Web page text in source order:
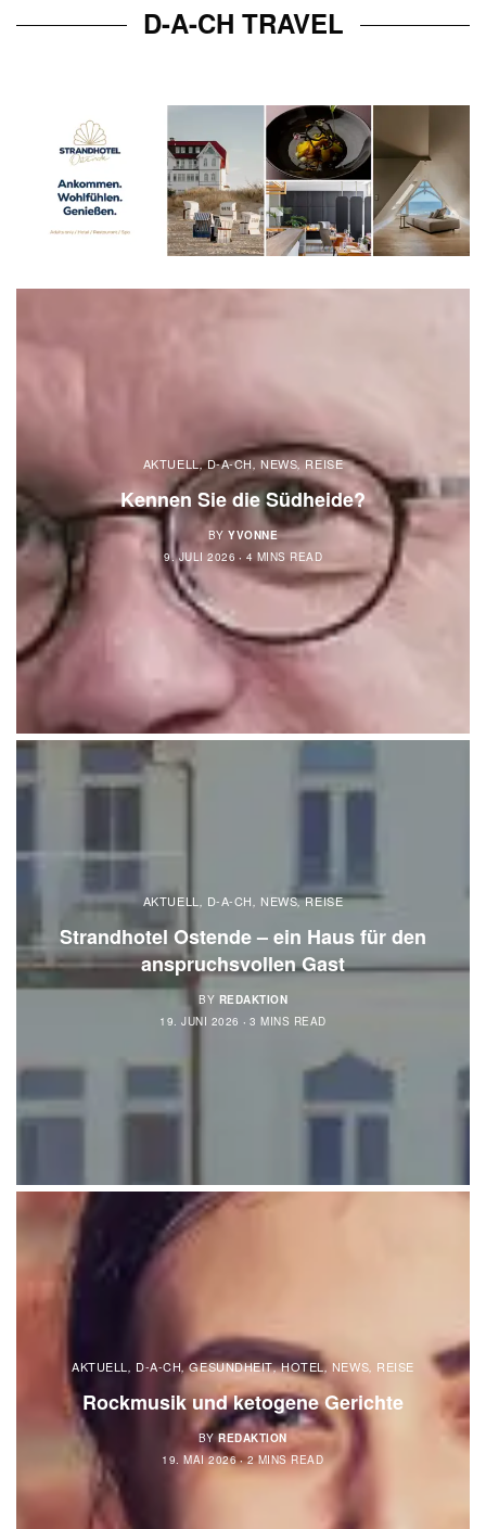
D-A-CH TRAVEL
AKTUELL,D-A-CH,NEWS,REISE
Kennen Sie die Südheide?
BY YVONNE
9. JULI 2026
4 MINS READ
AKTUELL , D-A-CH, NEWS,REISE
Strandhotel Ostende – ein Haus für den
anspruchsvollen Gast
BY REDAKTION
19. JUNI 2026
3 MINS READ
AKTUELL D-A-CH,GESUNDHEIT,HOTEL, NEWS REISE
Rockmusik und ketogene Gerichte
BY REDAKTION
19. MAI 2026
2 MINS READ